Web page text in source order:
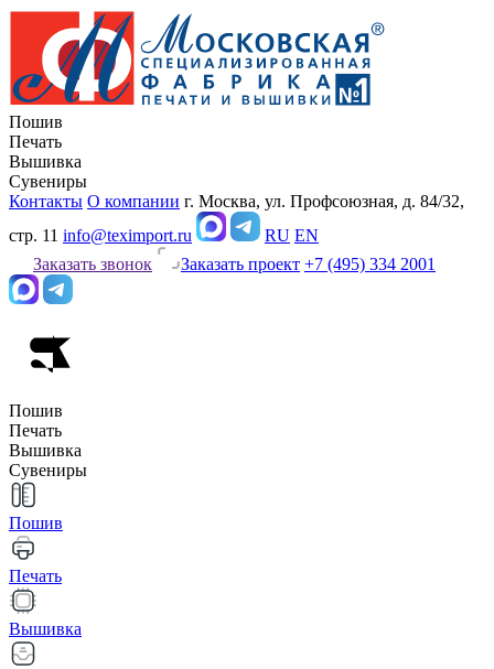
Пошив
Печать
Вышивка
Сувениры
Контакты О компании г. Москва, ул. Профсоюзная, д. 84/32,
стр. 11 info@teximport.ru RU EN
Заказать звонок
Заказать проект +7 (495) 334 2001
Пошив
Печать
Вышивка
Сувениры
Пошив
Печать
Вышивка